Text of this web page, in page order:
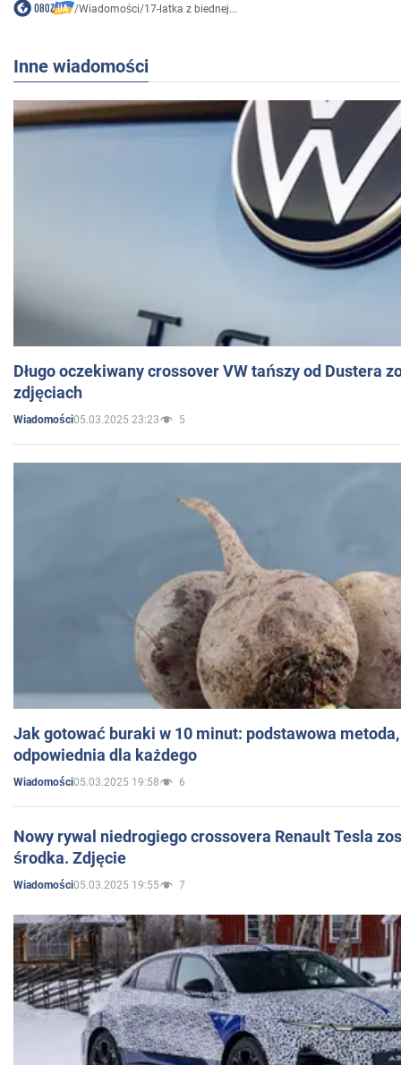
/Wiadomości/17-latka z biednej...
Inne wiadomości
Długo oczekiwany crossover VW tańszy od Dustera
zdjęciach
Wiadomości05.03.2025 23:23 5
Jak gotować buraki w 10 minut: podstawowa
odpowiednia dla każdego
Wiadomości05.03.2025 19:58 6
Nowy rywal niedrogiego crossovera Renault Tesla
środka. Zdjęcie
Wiadomości05.03.2025 19:55 7